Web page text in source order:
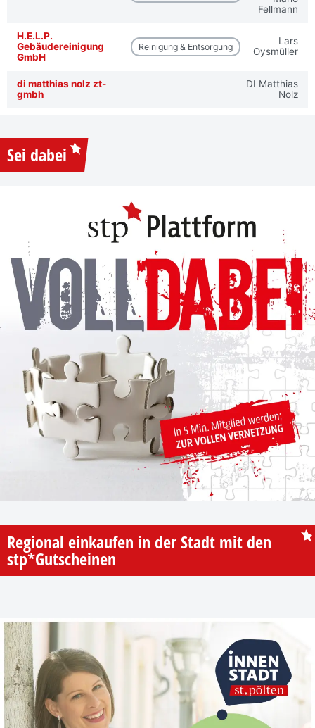
Fellmann
H.E.L.P.
Gebäudereinigung
GmbH
Reinigung & Entsorgung
Lars
Oysmüller
di matthias nolz zt-
gmbh
DI Matthias
Nolz
Sei dabei
Regional einkaufen in der Stadt mit den
stp*Gutscheinen